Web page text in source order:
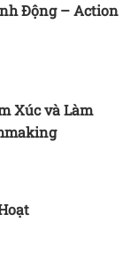
Động – Action
Xúc và Làm